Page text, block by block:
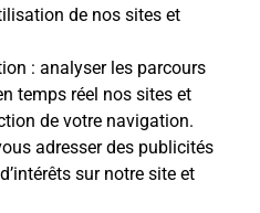
de nos sites et
: analyser les parcours
temps réel nos sites et
de votre navigation.
adresser des publicités
sur notre site et
t-elle
?
code de la route
quelles